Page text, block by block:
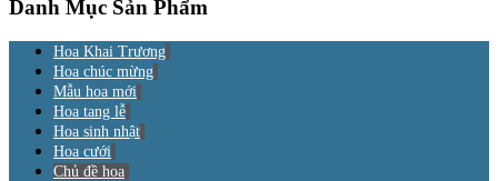
Danh Mục Sản Phẩm
Hoa Khai Trương
Hoa chúc mừng
Mẫu hoa mới
Hoa tang lễ
Hoa sinh nhật
Hoa cưới
Chủ đề hoa